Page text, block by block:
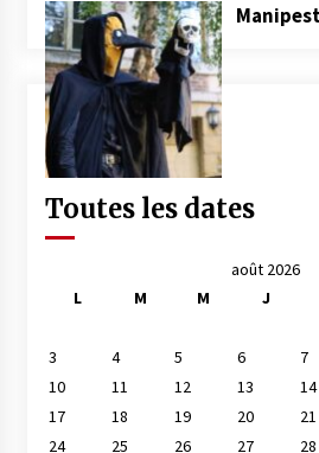
Toutes les dates
août 2026
L
M M J
3
4 5 6 7
10
11 12 13 14
17
18 19 20 21
24
25 26 27 28